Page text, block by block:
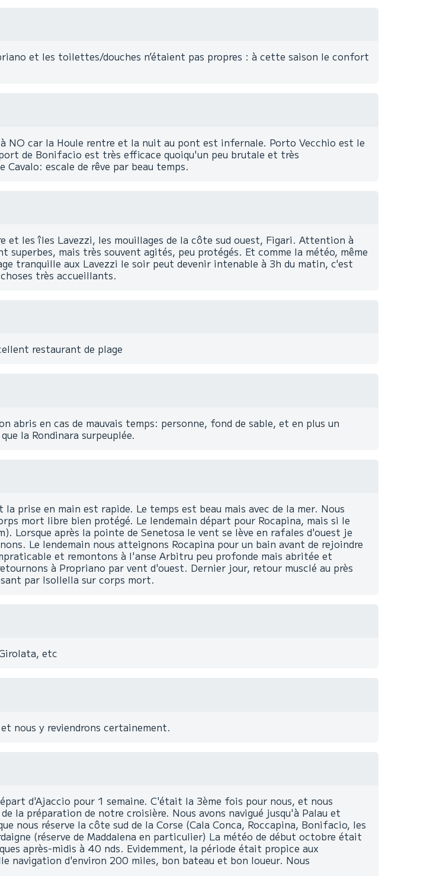
et les toilettes/douches n’étaient pas propres : à cette saison le confort
NO car la Houle rentre et la nuit au pont est infernale. Porto Vecchio est le
de Bonifacio est très efficace quoiqu'un peu brutale et très
escale de rêve par beau temps.
et les îles Lavezzi, les mouillages de la côte sud ouest, Figari. Attention à
mais très souvent agités, peu protégés. Et comme la météo, même
tranquille aux Lavezzi le soir peut devenir intenable à 3h du matin, c'est
très accueillants.
restaurant de plage
abris en cas de mauvais temps: personne, fond de sable, et en plus un
la Rondinara surpeuplée.
prise en main est rapide. Le temps est beau mais avec de la mer. Nous
mort libre bien protégé. Le lendemain départ pour Rocapina, mais si le
après la pointe de Senetosa le vent se lève en rafales d'ouest je
Le lendemain nous atteignons Rocapina pour un bain avant de rejoindre
et remontons à l'anse Arbitru peu profonde mais abritée et
à Propriano par vent d'ouest. Dernier jour, retour musclé au près
par Isollella sur corps mort.
etc
nous y reviendrons certainement.
d'Ajaccio pour 1 semaine. C'était la 3ème fois pour nous, et nous
la préparation de notre croisière. Nous avons navigué jusqu'à Palau et
nous réserve la côte sud de la Corse (Cala Conca, Roccapina, Bonifacio, les
(réserve de Maddalena en particulier) La météo de début octobre était
après-midis à 40 nds. Evidemment, la période était propice aux
navigation d'environ 200 miles, bon bateau et bon loueur. Nous